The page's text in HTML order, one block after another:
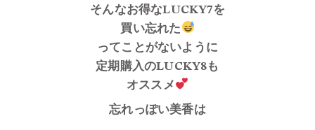
そんなお得なLUCKY7を
買い忘れた
ってことがないように
定期購入のLUCKY8も
オススメ
忘れっぽい美香は